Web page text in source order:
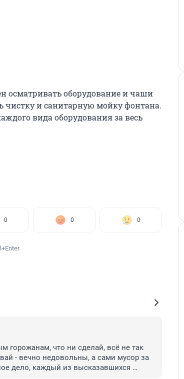
осматривать оборудование и чаши
чистку и санитарную мойку фонтана.
вида оборудования за весь
0 0 0
что ни сделай, всё не так
- вечно недовольны, а сами мусор за
дело, каждый из высказавшихся